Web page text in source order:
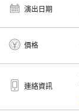
演出日期
價格
連絡資訊